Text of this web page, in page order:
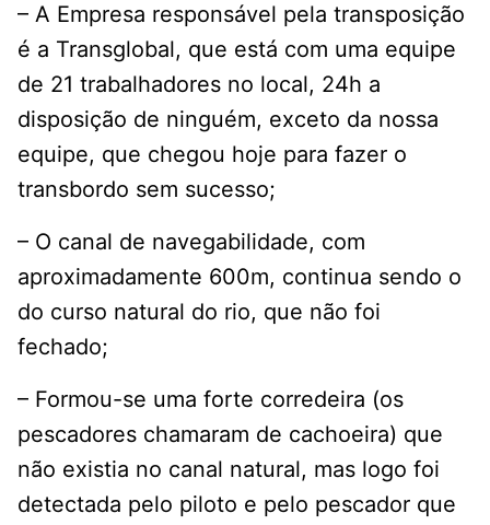
– A Empresa responsável pela transposição
é a Transglobal, que está com uma equipe
de 21 trabalhadores no local, 24h a
disposição de ninguém, exceto da nossa
equipe, que chegou hoje para fazer o
transbordo sem sucesso;
– O canal de navegabilidade, com
aproximadamente 600m, continua sendo o
do curso natural do rio, que não foi
fechado;
– Formou-se uma forte corredeira (os
pescadores chamaram de cachoeira) que
não existia no canal natural, mas logo foi
detectada pelo piloto e pelo pescador que